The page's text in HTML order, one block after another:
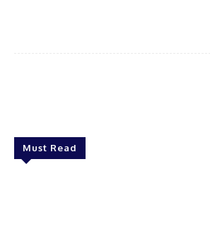
Must Read